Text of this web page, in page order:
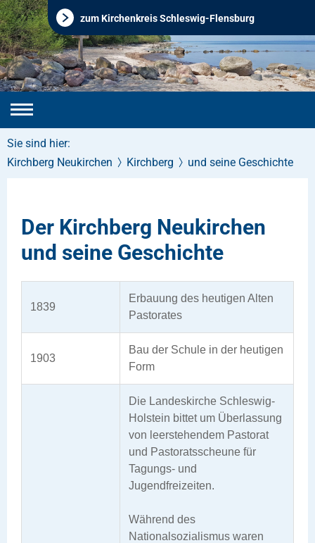
zum Kirchenkreis Schleswig-Flensburg
Sie sind hier:
Kirchberg Neukirchen
Kirchberg und seine Geschichte
Der Kirchberg Neukirchen
und seine Geschichte
1839
Erbauung des heutigen Alten
Pastorates
1903
Bau der Schule in der heutigen
Form
Die Landeskirche Schleswig-
Holstein bittet um Überlassung
von leerstehendem Pastorat
und Pastoratsscheune für
Tagungs- und
Jugendfreizeiten.
Während des
Nationalsozialismus waren